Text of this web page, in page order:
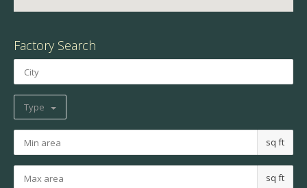
Factory Search
Type
sq ft
sq ft